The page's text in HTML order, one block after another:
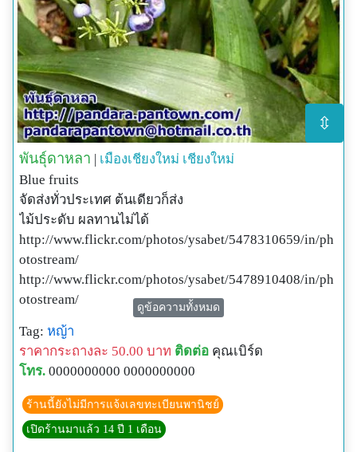
⇳
พันธุ์ดาหลา | เมืองเชียงใหม่ เชียงใหม่
Blue fruits
จัดส่งทั่วประเทศ ต้นเดียวก็ส่ง
ไม้ประดับ ผลทานไม่ได้
http://www.flickr.com/photos/ysabet/5478310659/in/ph
otostream/
http://www.flickr.com/photos/ysabet/5478910408/in/ph
otostream/
ดูข้อความทั้งหมด
Tag: หญ้า
ราคากระถางละ 50.00 บาท ติดต่อ คุณเบิร์ด
โทร. 0000000000 0000000000
ร้านนี้ยังไม่มีการแจ้งเลขทะเบียนพานิชย์
เปิดร้านมาแล้ว 14 ปี 1 เดือน